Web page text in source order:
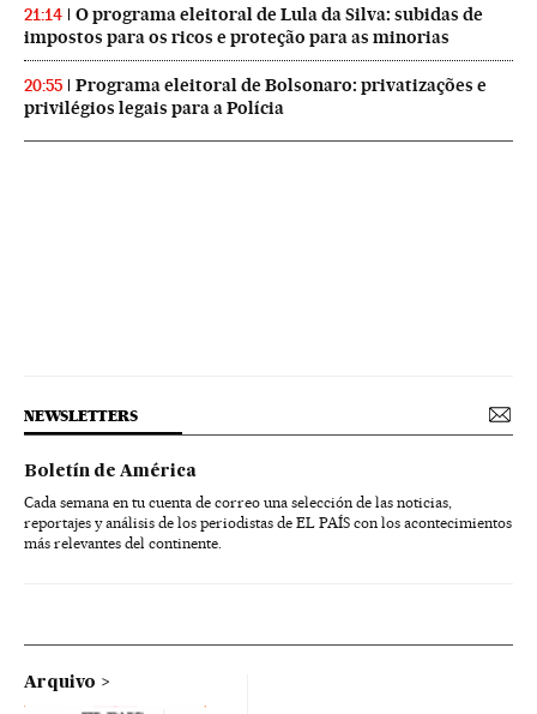
21:14
O programa eleitoral de Lula da Silva: subidas de
impostos para os ricos e proteção para as minorias
20:55
Programa eleitoral de Bolsonaro: privatizações e
privilégios legais para a Polícia
NEWSLETTERS
Boletín de América
Cada semana en tu cuenta de correo una selección de las noticias,
reportajes y análisis de los periodistas de EL PAÍS con los acontecimientos
más relevantes del continente.
Arquivo